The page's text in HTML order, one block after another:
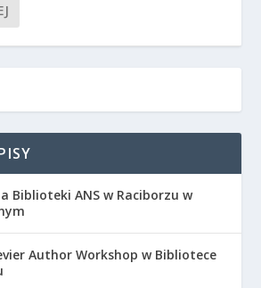
Biblioteki ANS w Raciborzu w
Author Workshop w Bibliotece